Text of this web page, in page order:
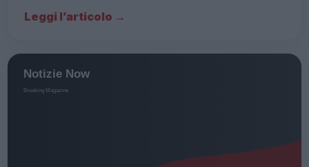
Leggi l’articolo →